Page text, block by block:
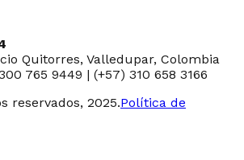
Quitorres, Valledupar, Colombia
765 9449 | (+57) 310 658 3166
reservados, 2025.Política de